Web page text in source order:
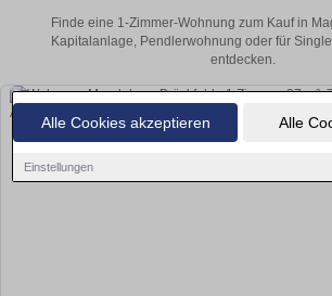
Alle Cookies akzeptieren Alle
Einstellungen
Finde eine 1-Zimmer-Wohnung zum Kauf in
Kapitalanlage, Pendlerwohnung oder für
entdecken.